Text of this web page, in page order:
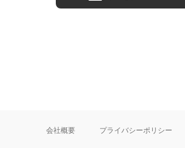
会社概要 プライバシーポリシー